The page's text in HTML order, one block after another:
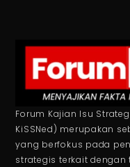
Forum Kajian Isu
KiSSNed) merupakan
yang berfokus pada
strategis terkait